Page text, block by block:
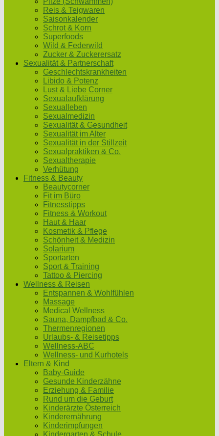
Reis & Teigwaren
Saisonkalender
Schrot & Korn
Superfoods
Wild & Federwild
Zucker & Zuckerersatz
Sexualität & Partnerschaft
Geschlechtskrankheiten
Libido & Potenz
Lust & Liebe Corner
Sexualaufklärung
Sexualleben
Sexualmedizin
Sexualität & Gesundheit
Sexualität im Alter
Sexualität in der Stillzeit
Sexualpraktiken & Co.
Sexualtherapie
Verhütung
Fitness & Beauty
Beautycorner
Fit im Büro
Fitnesstipps
Fitness & Workout
Haut & Haar
Kosmetik & Pflege
Schönheit & Medizin
Solarium
Sportarten
Sport & Training
Tattoo & Piercing
Wellness & Reisen
Entspannen & Wohlfühlen
Massage
Medical Wellness
Sauna, Dampfbad & Co.
Thermenregionen
Urlaubs- & Reisetipps
Wellness-ABC
Wellness- und Kurhotels
Eltern & Kind
Baby-Guide
Gesunde Kinderzähne
Erziehung & Familie
Rund um die Geburt
Kinderärzte Österreich
Kinderernährung
Kinderimpfungen
Kindergarten & Schule